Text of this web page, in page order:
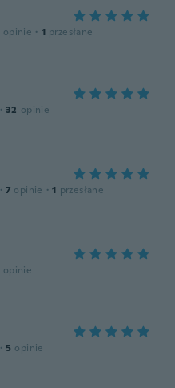
opinie · 1 przesłane
· 32 opinie
· 7 opinie · 1 przesłane
opinie
· 5 opinie